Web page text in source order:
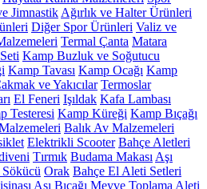
Jimnastik Ağırlık ve Halter Ürünleri
Diğer Spor Ürünleri Valiz ve
Termal Çanta Matara
Kamp Buzluk ve Soğutucu
Kamp Tavası Kamp Ocağı Kamp
ve Yakıcılar Termoslar
El Feneri Işıldak Kafa Lambası
Testeresi Kamp Küreği Kamp Bıçağı
Balık Av Malzemeleri
Elektrikli Scooter Bahçe Aletleri
Tırmık Budama Makası Aşı
Orak Bahçe El Aleti Setleri
Aşı Bıçağı Meyve Toplama Aleti